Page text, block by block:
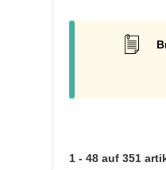
individuellen
hervorzuheben
ist groß. Die
unvergesslich zu
und robust zu
1 - 48 auf 351